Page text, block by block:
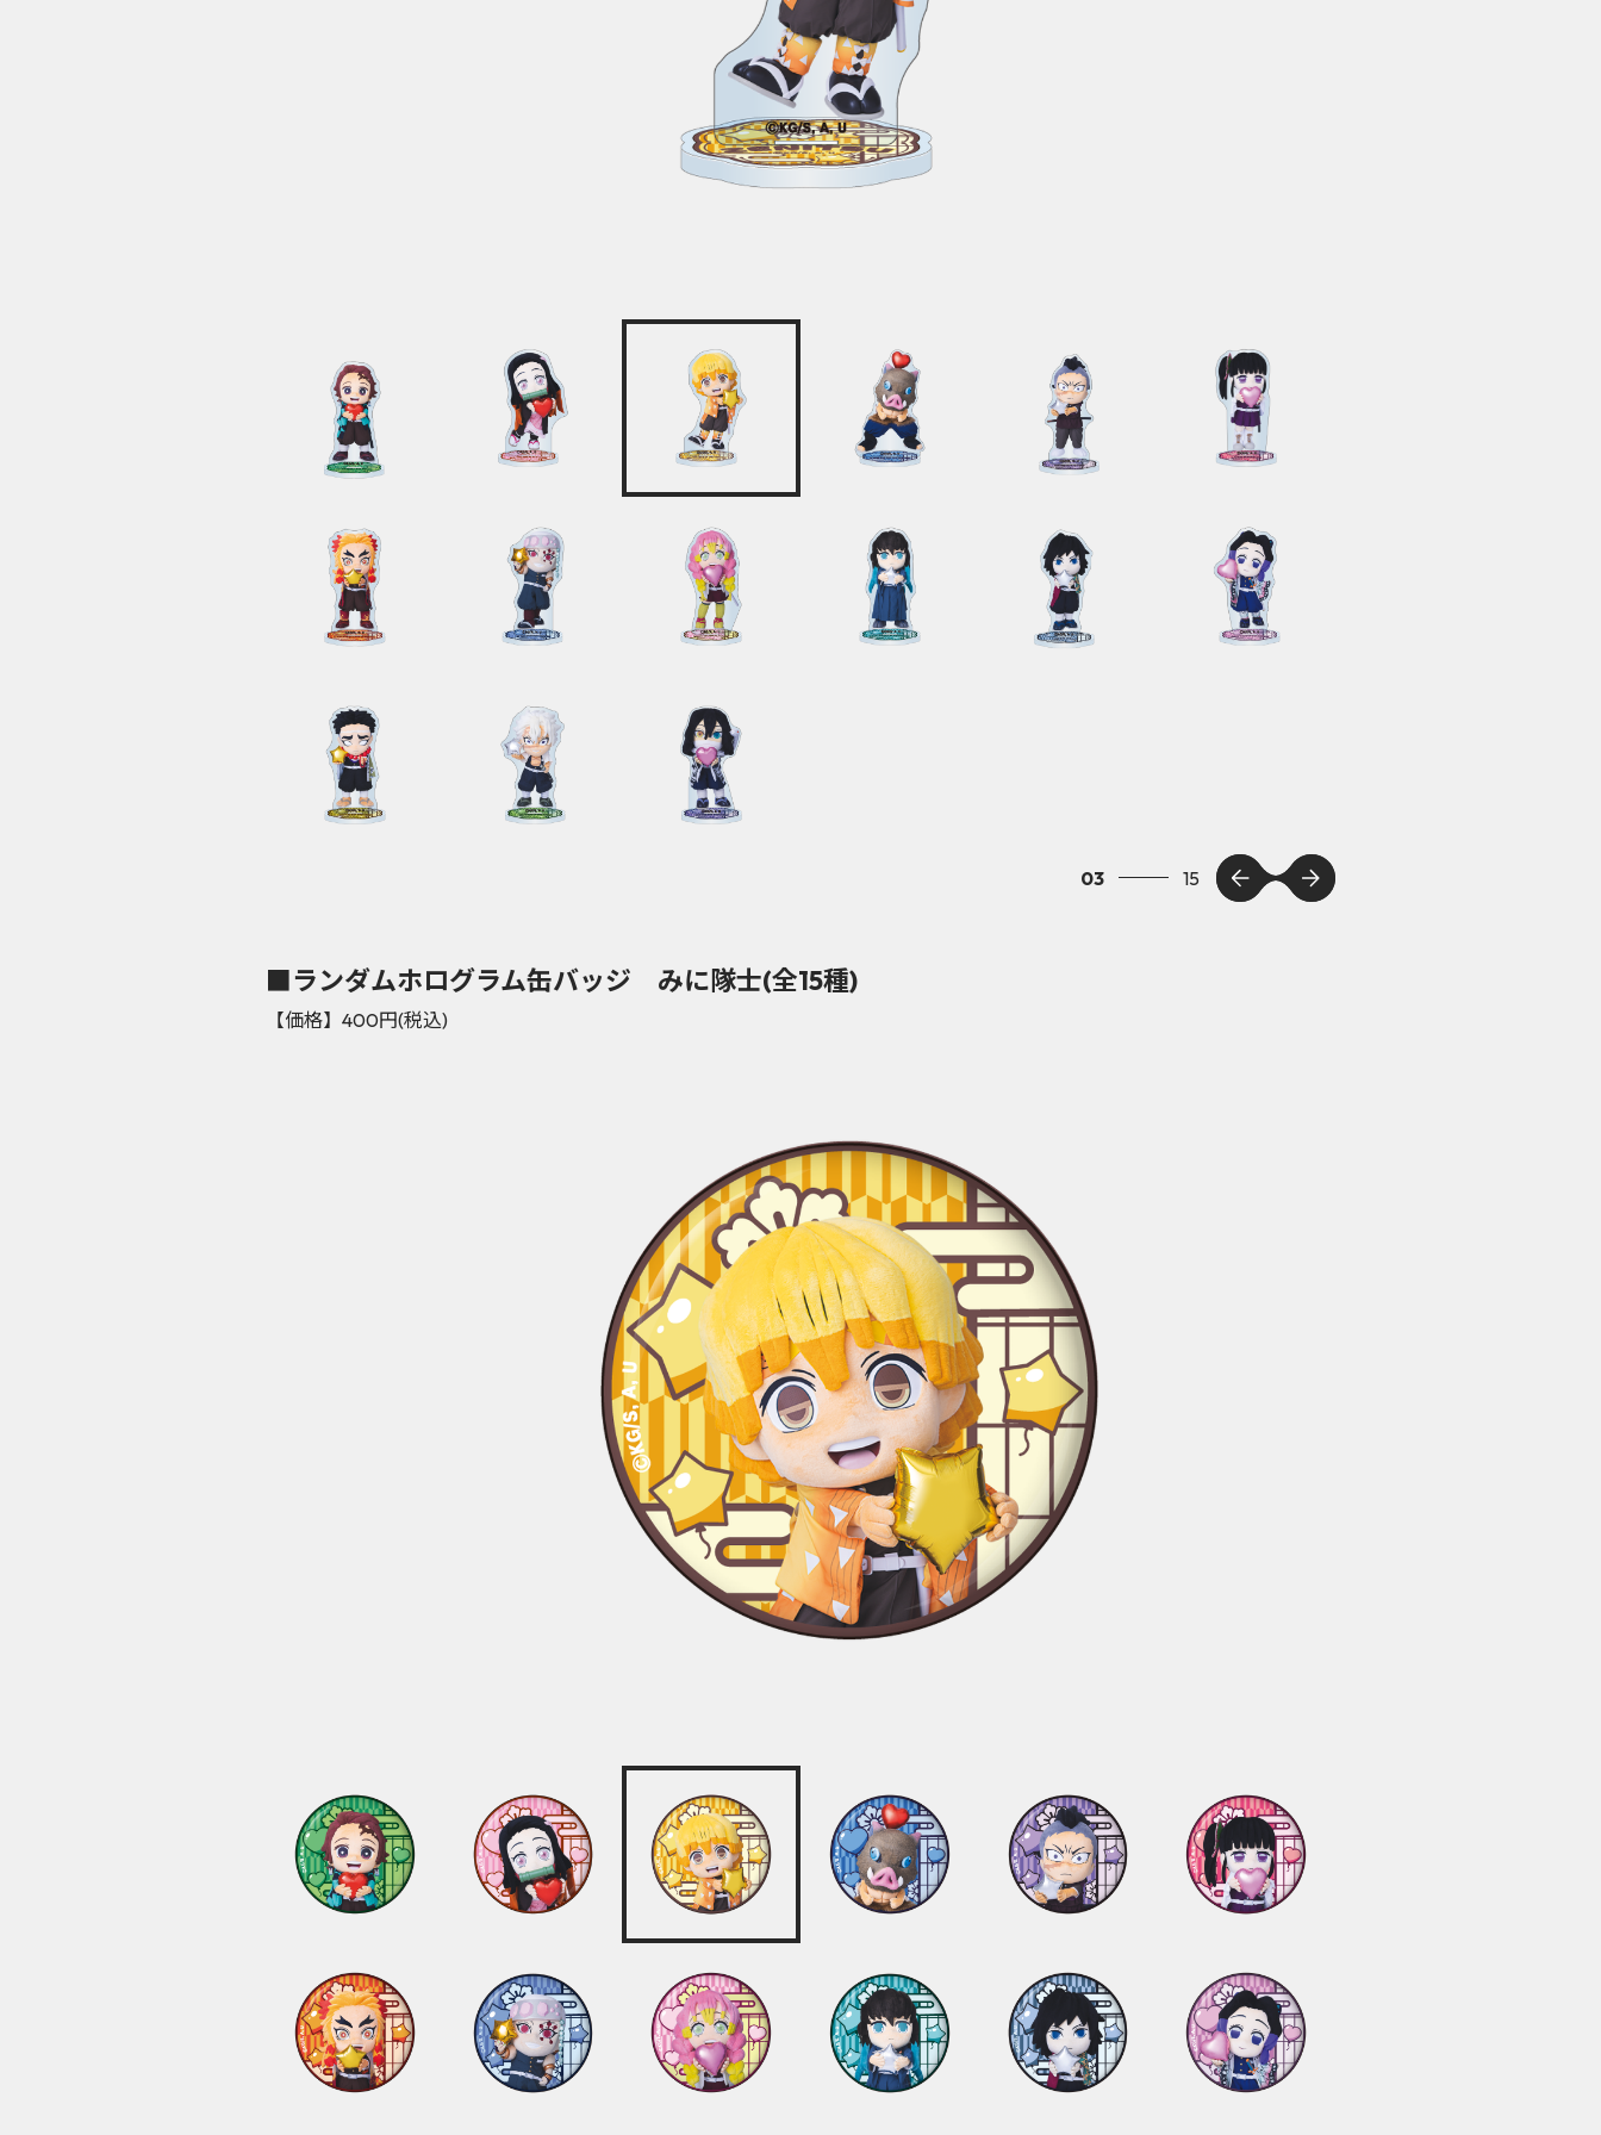
03 15
■ランダムホログラム缶バッジ みに隊士(全15種)
【価格】400円(税込)